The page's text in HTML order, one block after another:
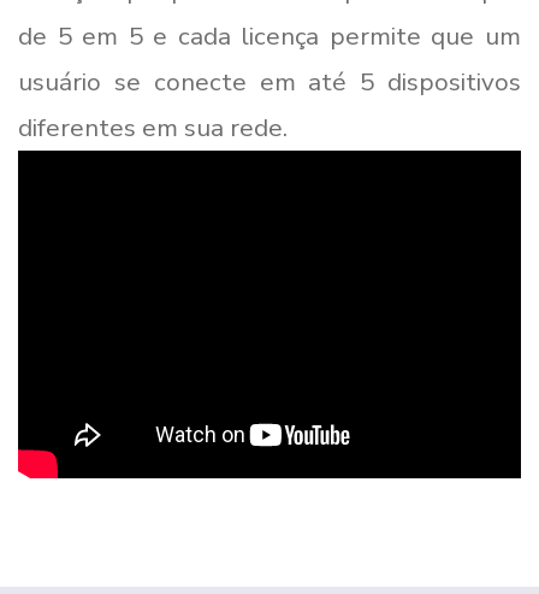
de 5 em 5 e cada licença permite que um
usuário se conecte em até 5 dispositivos
diferentes em sua rede.